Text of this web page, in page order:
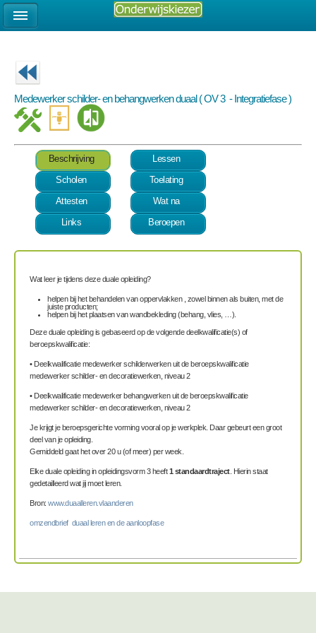
Medewerker schilder- en behangwerken duaal ( OV 3 - Integratiefase )
Beschrijving
Lessen
Scholen
Toelating
Attesten
Wat na
Links
Beroepen
Wat leer je tijdens deze duale opleiding?
helpen bij het behandelen van oppervlakken , zowel binnen als buiten, met de
juiste producten;
helpen bij het plaatsen van wandbekleding (behang, vlies, …).
Deze duale opleiding is gebaseerd op de volgende deelkwalificatie(s) of
beroepskwalificatie:
• Deelkwalificatie medewerker schilderwerken uit de beroepskwalificatie
medewerker schilder- en decoratiewerken, niveau 2
• Deelkwalificatie medewerker behangwerken uit de beroepskwalificatie
medewerker schilder- en decoratiewerken, niveau 2
Je krijgt je beroepsgerichte vorming vooral op je werkplek. Daar gebeurt een groot
deel van je opleiding.
Gemiddeld gaat het over 20 u (of meer) per week.
Elke duale opleiding in opleidingsvorm 3 heeft1 standaardtraject. Hierin staat
gedetailleerd wat jij moet leren.
Bron: www.duaalleren.vlaanderen
omzendbrief duaal leren en de aanloopfase